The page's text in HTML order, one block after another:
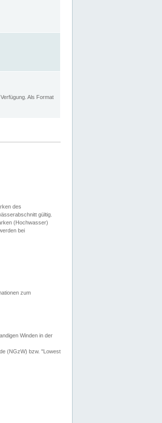
Als Format
des
gültig.
(Hochwasser)
bei
zum
Winden in der
(NGzW) bzw. "Lowest